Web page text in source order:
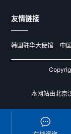
友情链接
韩国驻华大使馆 中
本网站由北京